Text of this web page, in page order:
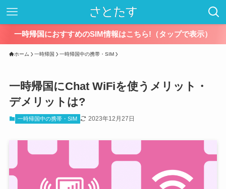
一時帰国におすすめのSIM情報はこちら!（タップで表示）
ホーム 一時帰国 一時帰国中の携帯・SIM
一時帰国にChat WiFiを使うメリット・
デメリットは?
一時帰国中の携帯・SIM 2023年12月27日